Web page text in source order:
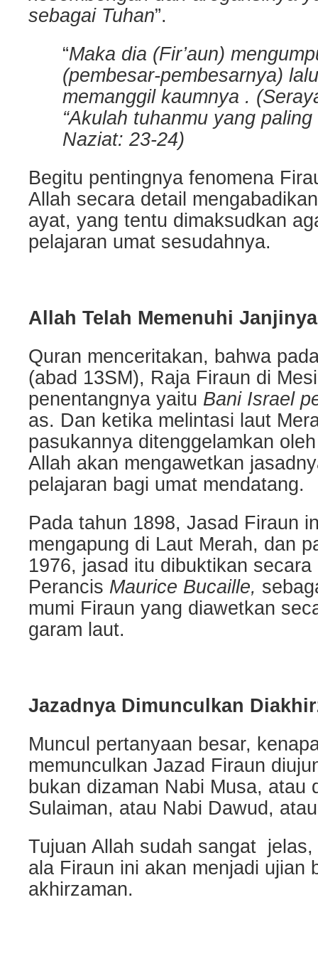
sebagai Tuhan”.
“Maka dia (Fir’aun)
(pembesar-pembesarnya)
memanggil kaumnya .
“Akulah tuhanmu yang paling
Naziat: 23-24)
Begitu pentingnya fenomena
Allah secara detail
ayat, yang tentu dimaksudkan
pelajaran umat sesudahnya.
Allah Telah Memenuhi Janjinya
Quran menceritakan, bahwa
(abad 13SM), Raja Firaun di
penentangnya yaitu Bani Israel
as. Dan ketika melintasi laut
pasukannya ditenggelamkan
Allah akan mengawetkan
pelajaran bagi umat mendatang.
Pada tahun 1898, Jasad Firaun
mengapung di Laut Merah, dan
1976, jasad itu dibuktikan
Perancis Maurice Bucaille,
mumi Firaun yang diawetkan
garam laut.
Jazadnya Dimunculkan
Muncul pertanyaan besar,
memunculkan Jazad Firaun
bukan dizaman Nabi Musa, atau
Sulaiman, atau Nabi Dawud,
Tujuan Allah sudah sangat
ala Firaun ini akan menjadi ujian
akhirzaman.